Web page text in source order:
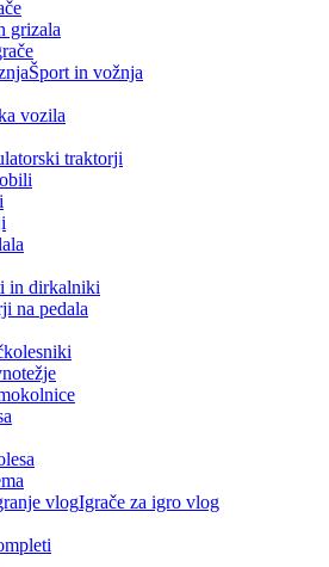
grizala
Šport in vožnja
vozila
traktorji
in dirkalniki
na pedala
Igrače za igro vlog